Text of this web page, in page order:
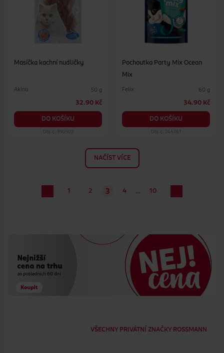
Masíčka kachní nudličky
Akinu 50 g
32.90 Kč
DO KOŠÍKU
Obj. č.: 992503
Pochoutka Party Mix Ocean
Mix
Felix 60 g
34.90 Kč
DO KOŠÍKU
Obj. č.: 264761
NAČÍST VÍCE
1 2 3 4 … 10
VŠECHNY PRIVÁTNÍ ZNAČKY ROSSMANN